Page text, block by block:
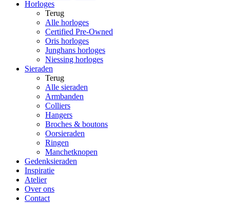
Horloges
Terug
Alle horloges
Certified Pre-Owned
Oris horloges
Junghans horloges
Niessing horloges
Sieraden
Terug
Alle sieraden
Armbanden
Colliers
Hangers
Broches & boutons
Oorsieraden
Ringen
Manchetknopen
Gedenksieraden
Inspiratie
Atelier
Over ons
Contact